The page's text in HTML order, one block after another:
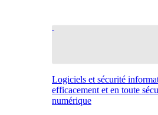
Logiciels et sécurité
efficacement et en toute
numérique